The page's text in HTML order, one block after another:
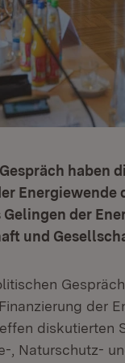
haben
der
und
der
, Naturschutz-